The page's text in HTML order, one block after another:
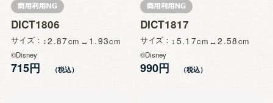
DICT1806
サイズ 2.87 1.93
©Disney
715円
DICT1817
サイズ 5.17 2.58
©Disney
990円